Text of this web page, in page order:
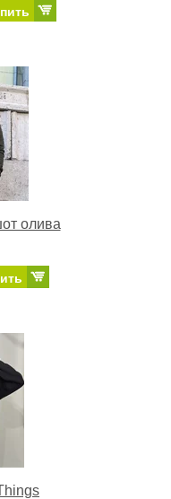
олива